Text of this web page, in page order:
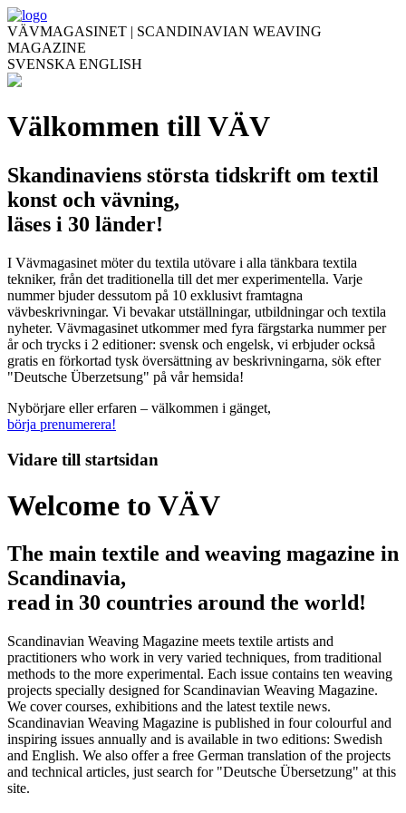
VÄVMAGASINET | SCANDINAVIAN WEAVING
MAGAZINE
SVENSKA ENGLISH
Välkommen till VÄV
Skandinaviens största tidskrift om textil
konst och vävning,
läses i 30 länder!
I Vävmagasinet möter du textila utövare i alla tänkbara textila
tekniker, från det traditionella till det mer experimentella. Varje
nummer bjuder dessutom på 10 exklusivt framtagna
vävbeskrivningar. Vi bevakar utställningar, utbildningar och textila
nyheter. Vävmagasinet utkommer med fyra färgstarka nummer per
år och trycks i 2 editioner: svensk och engelsk, vi erbjuder också
gratis en förkortad tysk översättning av beskrivningarna, sök efter
"Deutsche Überzetsung" på vår hemsida!
Nybörjare eller erfaren – välkommen i gänget,
börja prenumerera!
Vidare till startsidan
Welcome to VÄV
The main textile and weaving magazine in
Scandinavia,
read in 30 countries around the world!
Scandinavian Weaving Magazine meets textile artists and
practitioners who work in very varied techniques, from traditional
methods to the more experimental. Each issue contains ten weaving
projects specially designed for Scandinavian Weaving Magazine.
We cover courses, exhibitions and the latest textile news.
Scandinavian Weaving Magazine is published in four colourful and
inspiring issues annually and is available in two editions: Swedish
and English. We also offer a free German translation of the projects
and technical articles, just search for "Deutsche Übersetzung" at this
site.